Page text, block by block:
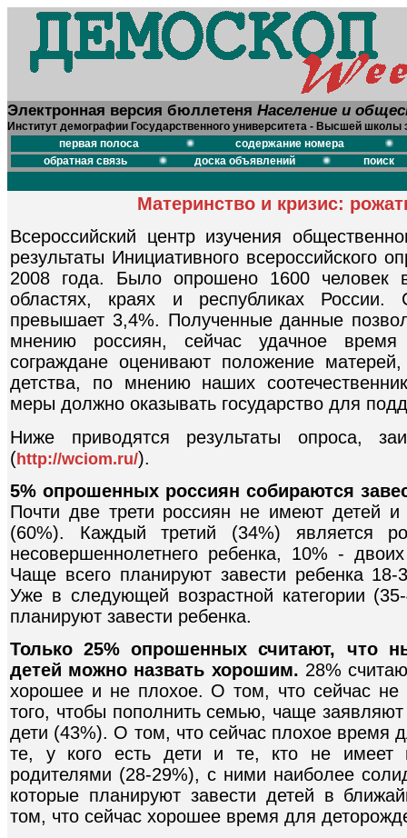
Электронная версия бюллетеня Население и
Институт демографии Государственного университета - Высшей школы
первая полоса
содержание номера
обратная связь
доска объявлений поиск
Материнство и кризис:
Всероссийский центр изучения
результаты Инициативного всероссийского
2008 года. Было опрошено 1600 человек
областях, краях и республиках России.
превышает 3,4%. Полученные данные
мнению россиян, сейчас удачное
сограждане оценивают положение
детства, по мнению наших
меры должно оказывать государство для
Ниже приводятся результаты опроса,
(http://wciom.ru/).
5% опрошенных россиян собираются
Почти две трети россиян не имеют детей
(60%). Каждый третий (34%) является
несовершеннолетнего ребенка, 10% -
Чаще всего планируют завести ребенка
Уже в следующей возрастной категории
планируют завести ребенка.
Только 25% опрошенных считают, что
детей можно назвать хорошим. 28%
хорошее и не плохое. О том, что сейчас
того, чтобы пополнить семью, чаще
дети (43%). О том, что сейчас плохое время
те, у кого есть дети и те, кто не имеет
родителями (28-29%), с ними наиболее
которые планируют завести детей в
том, что сейчас хорошее время для